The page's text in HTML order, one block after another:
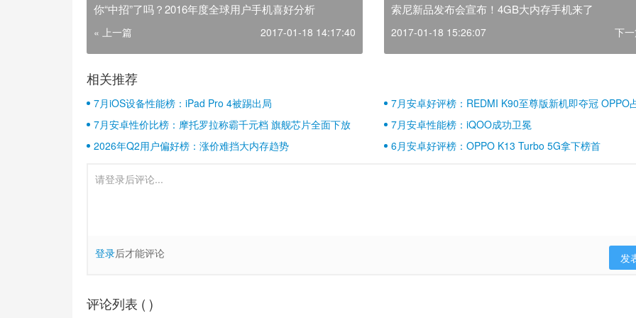
你“中招”了吗？2016年度全球用户手机喜好分析
« 上一篇 2017-01-18 14:17:40
索尼新品发布会宣布！4GB大内存手机来了
2017-01-18 15:26:07 下
相关推荐
7月iOS设备性能榜：iPad Pro 4被踢出局
7月安卓好评榜：REDMI K90至尊版新机即夺冠 OPPO
壁江山
7月安卓性价比榜：摩托罗拉称霸千元档 旗舰芯片全面下放
7月安卓性能榜：iQOO成功卫冕
2026年Q2用户偏好榜：涨价难挡大内存趋势
6月安卓好评榜：OPPO K13 Turbo 5G拿下榜首
登录后才能评论 发
评论列表 ( )